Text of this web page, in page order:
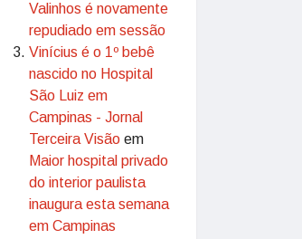
Valinhos é novamente
repudiado em sessão
Vinícius é o 1º bebê
nascido no Hospital
São Luiz em
Campinas - Jornal
Terceira Visão em
Maior hospital privado
do interior paulista
inaugura esta semana
em Campinas